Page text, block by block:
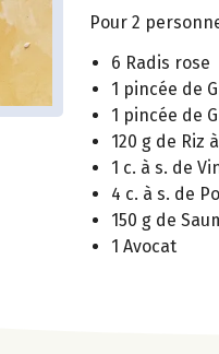
Pour 2
6 Radis rose
1 pincée de
1 pincée de
120 g de Riz
1 c. à s. de
4 c. à s. de
150 g de
1 Avocat